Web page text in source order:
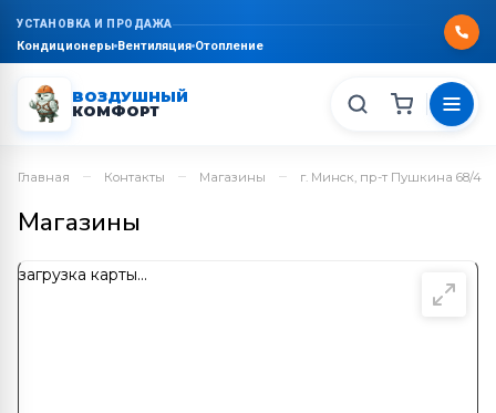
УСТАНОВКА И ПРОДАЖА
Кондиционеры Вентиляция Отопление
ВОЗДУШНЫЙ
КОМФОРТ
Главная – Контакты – Магазины – г. Минск, пр-т Пушкина 68/4
Магазины
загрузка карты...